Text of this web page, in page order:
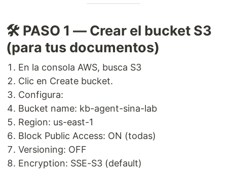
🛠️ PASO 1 — Crear el bucket S3
(para tus documentos)
En la consola AWS, busca S3
Clic en Create bucket.
Configura:
Bucket name: kb-agent-sina-lab
Region: us-east-1
Block Public Access: ON (todas)
Versioning: OFF
Encryption: SSE-S3 (default)